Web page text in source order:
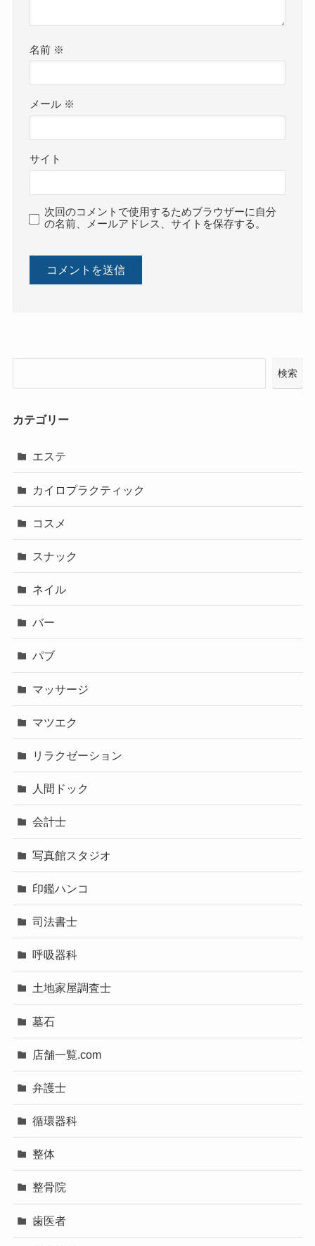
名前 ※
メール ※
サイト
次回のコメントで使用するためブラウザーに自分
の名前、メールアドレス、サイトを保存する。
検索
カテゴリー
エステ
カイロプラクティック
コスメ
スナック
ネイル
バー
パブ
マッサージ
マツエク
リラクゼーション
人間ドック
会計士
写真館スタジオ
印鑑ハンコ
司法書士
呼吸器科
土地家屋調査士
墓石
店舗一覧.com
弁護士
循環器科
整体
整骨院
歯医者